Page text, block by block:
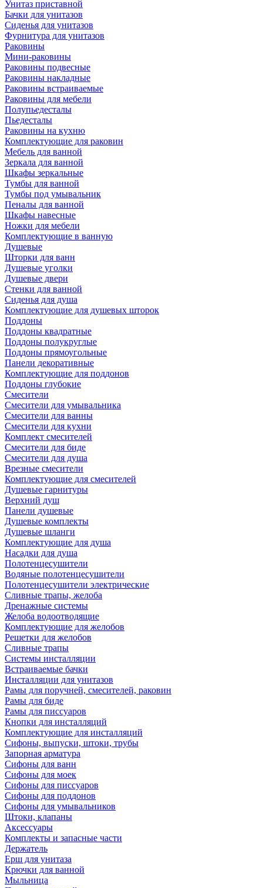
Унитаз приставной
Бачки для унитазов
Сиденья для унитазов
Фурнитура для унитазов
Раковины
Мини-раковины
Раковины подвесные
Раковины накладные
Раковины встраиваемые
Раковины для мебели
Полупьедесталы
Пьедесталы
Раковины на кухню
Комплектующие для раковин
Мебель для ванной
Зеркала для ванной
Шкафы зеркальные
Тумбы для ванной
Тумбы под умывальник
Пеналы для ванной
Шкафы навесные
Ножки для мебели
Комплектующие в ванную
Душевые
Шторки для ванн
Душевые уголки
Душевые двери
Стенки для ванной
Сиденья для душа
Комплектующие для душевых шторок
Поддоны
Поддоны квадратные
Поддоны полукруглые
Поддоны прямоугольные
Панели декоративные
Комплектующие для поддонов
Поддоны глубокие
Смесители
Смесители для умывальника
Смесители для ванны
Смесители для кухни
Комплект смесителей
Смесители для биде
Смесители для душа
Врезные смесители
Комплектующие для смесителей
Душевые гарнитуры
Верхний душ
Панели душевые
Душевые комплекты
Душевые шланги
Комплектующие для душа
Насадки для душа
Полотенцесушители
Водяные полотенцесушители
Полотенцесушители электрические
Сливные трапы, желоба
Дренажные системы
Желоба водоотводящие
Комплектующие для желобов
Решетки для желобов
Сливные трапы
Системы инсталляции
Встраиваемые бачки
Инсталляции для унитазов
Рамы для поручней, смесителей, раковин
Рамы для биде
Рамы для писсуаров
Кнопки для инсталляций
Комплектующие для инсталляций
Сифоны, выпуски, штоки, трубы
Запорная арматура
Сифоны для ванн
Сифоны для моек
Сифоны для писсуаров
Сифоны для поддонов
Сифоны для умывальников
Штоки, клапаны
Аксессуары
Комплекты и запасные части
Держатель
Ерш для унитаза
Крючки для ванной
Мыльница